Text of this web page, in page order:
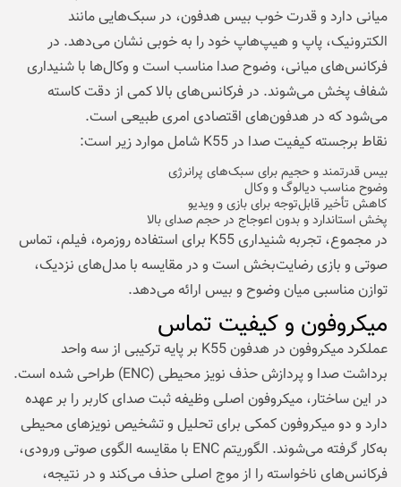
میانی دارد و قدرت خوب بیس هدفون، در سبک‌هایی مانند
الکترونیک، پاپ و هیپ‌هاپ خود را به خوبی نشان می‌دهد. در
فرکانس‌های میانی، وضوح صدا مناسب است و وکال‌ها با شنیداری
شفاف پخش می‌شوند. در فرکانس‌های بالا کمی از دقت کاسته
می‌شود که در هدفون‌های اقتصادی امری طبیعی است.
نقاط برجسته کیفیت صدا در K55 شامل موارد زیر است:
بیس قدرتمند و حجیم برای سبک‌های پرانرژی
وضوح مناسب دیالوگ و وکال
کاهش تأخیر قابل‌توجه برای بازی و ویدیو
پخش استاندارد و بدون اعوجاج در حجم صدای بالا
در مجموع، تجربه شنیداری K55 برای استفاده روزمره، فیلم، تماس
صوتی و بازی رضایت‌بخش است و در مقایسه با مدل‌های نزدیک،
توازن مناسبی میان وضوح و بیس ارائه می‌دهد.
میکروفون و کیفیت تماس
عملکرد میکروفون در هدفون K55 بر پایه ترکیبی از سه واحد
برداشت صدا و پردازش حذف نویز محیطی (ENC) طراحی شده است.
در این ساختار، میکروفون اصلی وظیفه ثبت صدای کاربر را بر عهده
دارد و دو میکروفون کمکی برای تحلیل و تشخیص نویزهای محیطی
به‌کار گرفته می‌شوند. الگوریتم ENC با مقایسه الگوی صوتی ورودی،
فرکانس‌های ناخواسته را از موج اصلی حذف می‌کند و در نتیجه،